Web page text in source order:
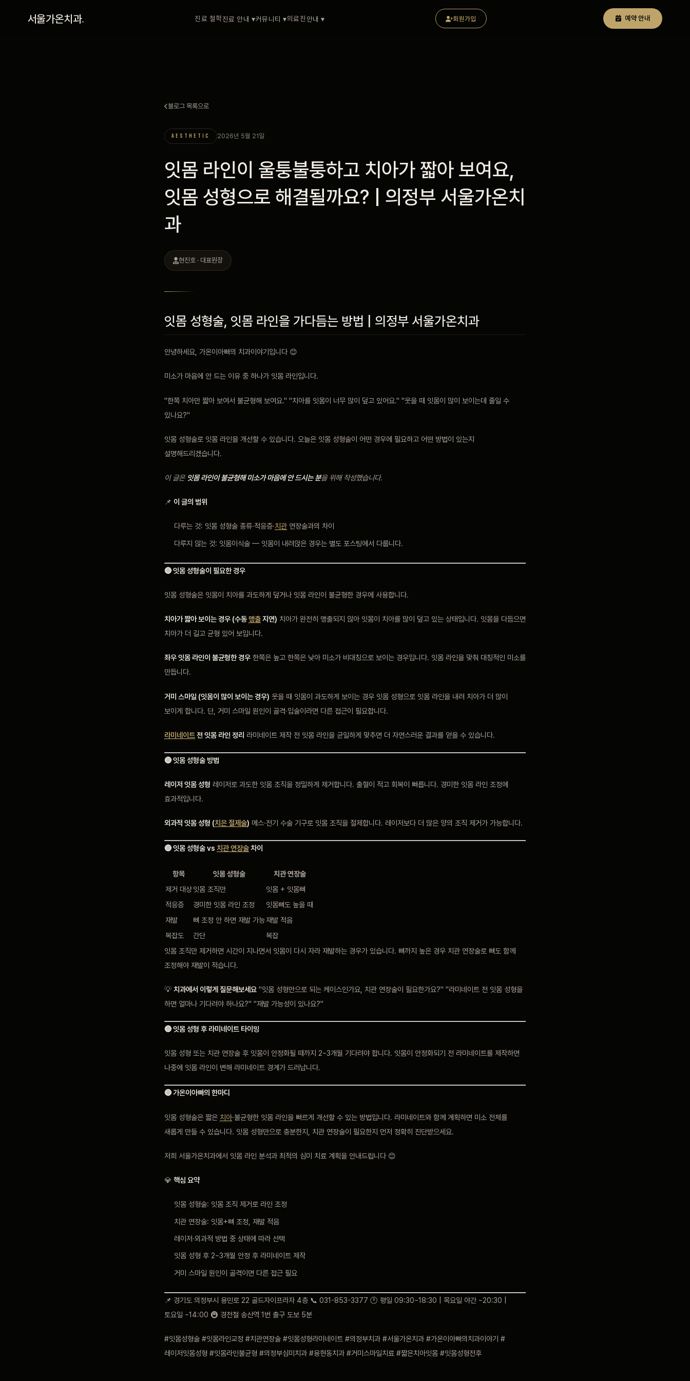
서울가온치과. 진료 철학진료 안내 ▾커뮤니티 ▾의료진 안내 ▾ 회원가입 예약 안내
회원가입 / 로그인
블로그 목록으로
AESTHETIC 2026년 5월 21일
잇몸 라인이 울퉁불퉁하고 치아가 짧아 보여요,
잇몸 성형으로 해결될까요? | 의정부 서울가온치
과
현진호 · 대표원장
잇몸 성형술, 잇몸 라인을 가다듬는 방법 | 의정부 서울가온치과
안녕하세요, 가온이아빠의 치과이야기입니다 😊
미소가 마음에 안 드는 이유 중 하나가 잇몸 라인입니다.
"한쪽 치아만 짧아 보여서 불균형해 보여요." "치아를 잇몸이 너무 많이 덮고 있어요." "웃을 때 잇몸이 많이 보이는데 줄일 수
있나요?"
잇몸 성형술로 잇몸 라인을 개선할 수 있습니다. 오늘은 잇몸 성형술이 어떤 경우에 필요하고 어떤 방법이 있는지
설명해드리겠습니다.
이 글은 잇몸 라인이 불균형해 미소가 마음에 안 드시는 분을 위해 작성했습니다.
📌 이 글의 범위
다루는 것: 잇몸 성형술 종류·적응증·치관 연장술과의 차이
다루지 않는 것: 잇몸이식술 — 잇몸이 내려앉은 경우는 별도 포스팅에서 다룹니다.
🔴 잇몸 성형술이 필요한 경우
잇몸 성형술은 잇몸이 치아를 과도하게 덮거나 잇몸 라인이 불균형한 경우에 사용합니다.
치아가 짧아 보이는 경우 (수동 맹출지연) 치아가 완전히 맹출되지 않아 잇몸이 치아를 많이 덮고 있는 상태입니다. 잇몸을 다듬으면
치아가 더 길고 균형 있어 보입니다.
좌우 잇몸 라인이 불균형한 경우 한쪽은 높고 한쪽은 낮아 미소가 비대칭으로 보이는 경우입니다. 잇몸 라인을 맞춰 대칭적인 미소를
만듭니다.
거미 스마일 (잇몸이 많이 보이는 경우) 웃을 때 잇몸이 과도하게 보이는 경우 잇몸 성형으로 잇몸 라인을 내려 치아가 더 많이
보이게 합니다. 단, 거미 스마일 원인이 골격·입술이라면 다른 접근이 필요합니다.
라미네이트전 잇몸 라인 정리 라미네이트 제작 전 잇몸 라인을 균일하게 맞추면 더 자연스러운 결과를 얻을 수 있습니다.
🔴 잇몸 성형술 방법
레이저 잇몸 성형 레이저로 과도한 잇몸 조직을 정밀하게 제거합니다. 출혈이 적고 회복이 빠릅니다. 경미한 잇몸 라인 조정에
효과적입니다.
외과적 잇몸 성형 (치은 절제술) 메스·전기 수술 기구로 잇몸 조직을 절제합니다. 레이저보다 더 많은 양의 조직 제거가 가능합니다.
🔴 잇몸 성형술 vs 치관 연장술차이
항목 잇몸 성형술
치관 연장술
제거 대상잇몸 조직만
잇몸 + 잇몸뼈
적응증
경미한 잇몸 라인 조정
잇몸뼈도 높을 때
재발
뼈 조정 안 하면 재발 가능재발 적음
복잡도
간단
복잡
잇몸 조직만 제거하면 시간이 지나면서 잇몸이 다시 자라 재발하는 경우가 있습니다. 뼈까지 높은 경우 치관 연장술로 뼈도 함께
조정해야 재발이 적습니다.
💡치과에서 이렇게 질문해보세요 "잇몸 성형만으로 되는 케이스인가요, 치관 연장술이 필요한가요?" "라미네이트 전 잇몸 성형을
하면 얼마나 기다려야 하나요?" "재발 가능성이 있나요?"
🔴 잇몸 성형 후 라미네이트 타이밍
잇몸 성형 또는 치관 연장술 후 잇몸이 안정화될 때까지 2~3개월 기다려야 합니다. 잇몸이 안정화되기 전 라미네이트를 제작하면
나중에 잇몸 라인이 변해 라미네이트 경계가 드러납니다.
🔴 가온이아빠의 한마디
잇몸 성형술은 짧은 치아·불균형한 잇몸 라인을 빠르게 개선할 수 있는 방법입니다. 라미네이트와 함께 계획하면 미소 전체를
새롭게 만들 수 있습니다. 잇몸 성형만으로 충분한지, 치관 연장술이 필요한지 먼저 정확히 진단받으세요.
저희 서울가온치과에서 잇몸 라인 분석과 최적의 심미 치료 계획을 안내드립니다 😊
💎 핵심 요약
잇몸 성형술: 잇몸 조직 제거로 라인 조정
치관 연장술: 잇몸+뼈 조정, 재발 적음
레이저·외과적 방법 중 상태에 따라 선택
잇몸 성형 후 2~3개월 안정 후 라미네이트 제작
거미 스마일 원인이 골격이면 다른 접근 필요
📌 경기도 의정부시 용민로 22 골드자이프라자 4층 📞 031-853-3377 🕐 평일 09:30~18:30 | 목요일 야간 ~20:30 |
토요일 ~14:00 🚇 경전철 송산역 1번 출구 도보 5분
#잇몸성형술 #잇몸라인교정 #치관연장술 #잇몸성형라미네이트 #의정부치과 #서울가온치과 #가온이아빠의치과이야기 #
레이저잇몸성형 #잇몸라인불균형 #의정부심미치과 #용현동치과 #거미스마일치료 #짧은치아잇몸 #잇몸성형전후